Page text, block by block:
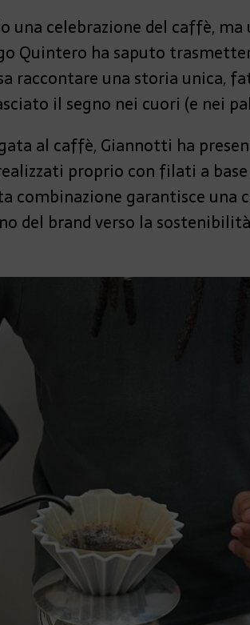
una celebrazione del caffè,
Quintero ha saputo
raccontare una storia unica,
il segno nei cuori (e nei
al caffè, Giannotti ha
proprio con filati a
garantisce una
del brand verso la